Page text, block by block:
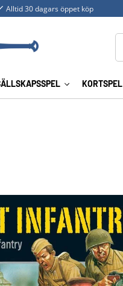
Alltid 30 dagars öppet köp
KORTSPEL